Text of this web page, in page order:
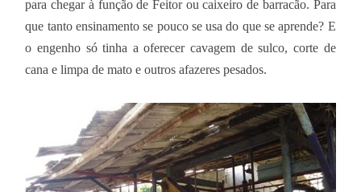
para chegar à função de Feitor ou caixeiro de barracão. Para
que tanto ensinamento se pouco se usa do que se aprende? E
o engenho só tinha a oferecer cavagem de sulco, corte de
cana e limpa de mato e outros afazeres pesados.